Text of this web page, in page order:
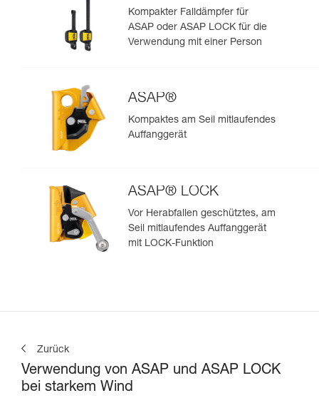
Kompakter Falldämpfer für
ASAP oder ASAP LOCK für die
Verwendung mit einer Person
ASAP®
Kompaktes am Seil mitlaufendes
Auffanggerät
ASAP® LOCK
Vor Herabfallen geschütztes, am
Seil mitlaufendes Auffanggerät
mit LOCK-Funktion
Zurück
Verwendung von ASAP und ASAP LOCK
bei starkem Wind